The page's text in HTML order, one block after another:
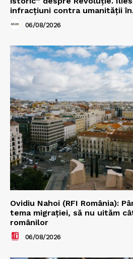
infracțiuni contra umanității
06/08/2026
Ovidiu Nahoi (RFI România):
tema migrației, să nu uităm
românilor
06/08/2026